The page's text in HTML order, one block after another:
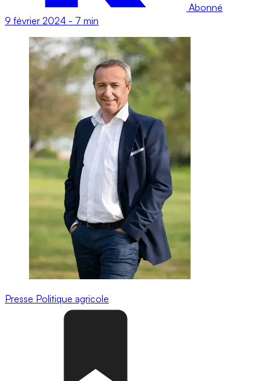
Abonné
9 février 2024 - 7 min
Presse Politique agricole